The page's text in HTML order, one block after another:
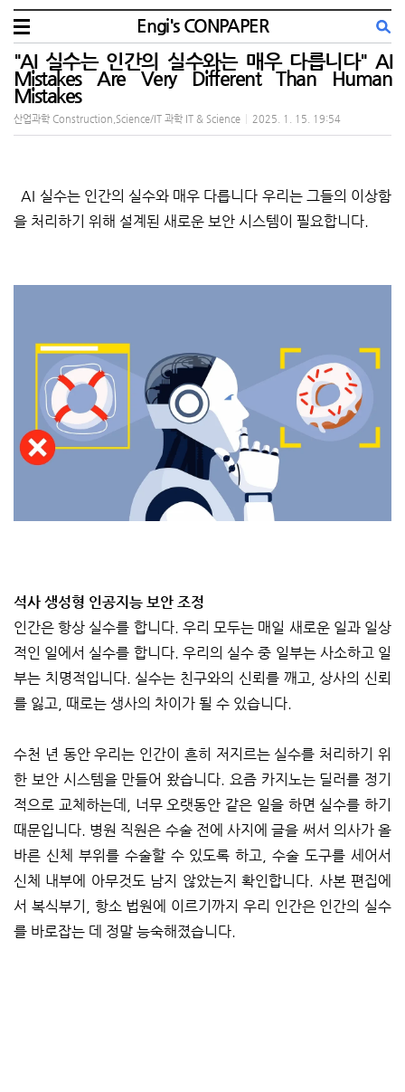
Engi's CONPAPER
"AI 실수는 인간의 실수와는 매우 다릅니다" AI
Mistakes Are Very Different Than Human
Mistakes
산업과학 Construction,Science/IT 과학 IT & Science 2025. 1. 15. 19:54
AI 실수는 인간의 실수와 매우 다릅니다 우리는 그들의 이상함
을 처리하기 위해 설계된 새로운 보안 시스템이 필요합니다.
석사 생성형 인공지능 보안 조정
인간은 항상 실수를 합니다. 우리 모두는 매일 새로운 일과 일상
적인 일에서 실수를 합니다. 우리의 실수 중 일부는 사소하고 일
부는 치명적입니다. 실수는 친구와의 신뢰를 깨고, 상사의 신뢰
를 잃고, 때로는 생사의 차이가 될 수 있습니다.
수천 년 동안 우리는 인간이 흔히 저지르는 실수를 처리하기 위
한 보안 시스템을 만들어 왔습니다. 요즘 카지노는 딜러를 정기
적으로 교체하는데, 너무 오랫동안 같은 일을 하면 실수를 하기
때문입니다. 병원 직원은 수술 전에 사지에 글을 써서 의사가 올
바른 신체 부위를 수술할 수 있도록 하고, 수술 도구를 세어서
신체 내부에 아무것도 남지 않았는지 확인합니다. 사본 편집에
서 복식부기, 항소 법원에 이르기까지 우리 인간은 인간의 실수
를 바로잡는 데 정말 능숙해졌습니다.